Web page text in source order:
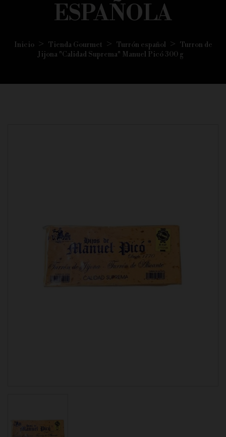
ESPAÑOLA
Inicio Tienda Gourmet Turrón español
Turron de
Jijona "Calidad Suprema" Manuel Picó 300 g